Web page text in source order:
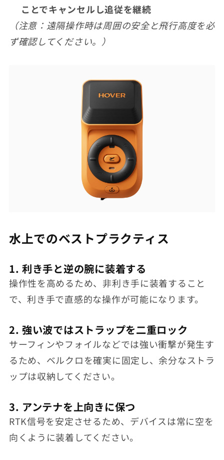
ことでキャンセルし追従を継続
（注意：遠隔操作時は周囲の安全と飛行高度を必
ず確認してください。）
水上でのベストプラクティス
1. 利き手と逆の腕に装着する
操作性を高めるため、非利き手に装着すること
で、利き手で直感的な操作が可能になります。
2. 強い波ではストラップを二重ロック
サーフィンやフォイルなどでは強い衝撃が発生す
るため、ベルクロを確実に固定し、余分なストラ
ップは収納してください。
3. アンテナを上向きに保つ
RTK信号を安定させるため、デバイスは常に空を
向くように装着してください。